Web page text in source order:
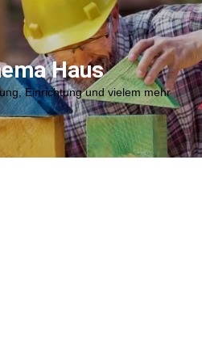
Haus
Einrichtung und vielem mehr